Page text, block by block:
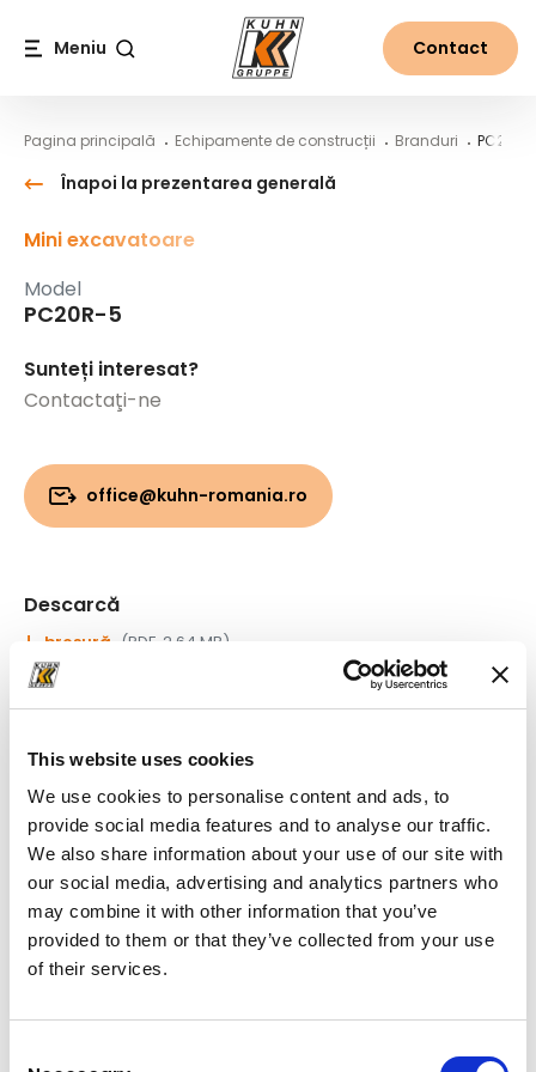
This website uses cookies
We use cookies to personalise content and ads, to
provide social media features and to analyse our traffic.
We also share information about your use of our site with
our social media, advertising and analytics partners who
may combine it with other information that you’ve
provided to them or that they’ve collected from your use
of their services.
Meniu Contact
Pagina principală Echipamente de construcții Branduri
Înapoi la prezentarea generală
Mini excavatoare
Model
PC20R-5
Sunteți interesat?
Contactaţi-ne
office@kuhn-romania.ro
Descarcă
broșură (PDF, 2.64 MB)